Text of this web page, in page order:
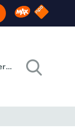
Omroep MAX
NPO
Registreren